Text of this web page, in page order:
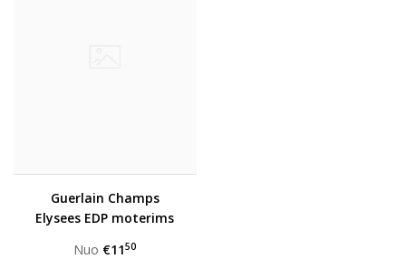
Guerlain Champs
Elysees EDP moterims
Nuo €1150